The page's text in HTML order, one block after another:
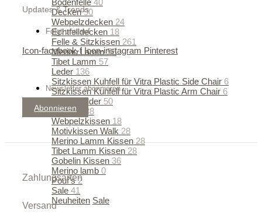
Bodenfelle 40
Decken90
Webpelzdecken 24
Echtfelldecken 18
Felle & Sitzkissen 261
Merino Lamm56
Tibet Lamm 57
Leder 136
Sitzkissen Kuhfell für Vitra Plastic Side Chair 6
Sitzkissen Kuhfell für Vitra Plastic Arm Chair 6
Gobelinbilder 50
Kissen
138
Webpelzkissen 18
Motivkissen Walk 28
Merino Lamm Kissen28
Tibet Lamm Kissen 28
Gobelin Kissen 36
Merino lamb 0
Pouf's2
Sale 41
Neuheiten Sale
Updates & Trends
Folgt uns auf
Icon-facebook-f Icon-instagram Pinterest
Newsletter abonnieren
Abonnieren
Zahlungsarten
Versand